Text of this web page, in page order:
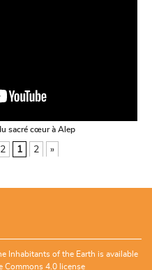
sacré cœur à Alep
1 2 »
Inhabitants of the Earth is available
Commons 4.0 license